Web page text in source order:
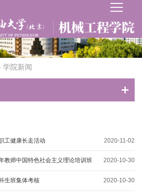
学院新闻
工健康长走活动 2020-11-02
教师中国特色社会主义理论培训班 2020-10-30
生班集体考核 2020-10-30